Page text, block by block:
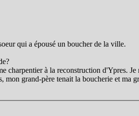
qui a épousé un boucher de la ville.
à la reconstruction d'Ypres. Je
mon grand-père tenait la boucherie et ma